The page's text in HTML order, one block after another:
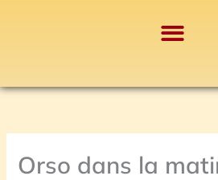
Orso dans la